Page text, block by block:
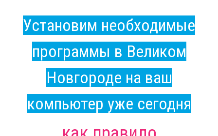
Установим необходимые
программы в Великом
Новгороде на ваш
компьютер уже сегодня